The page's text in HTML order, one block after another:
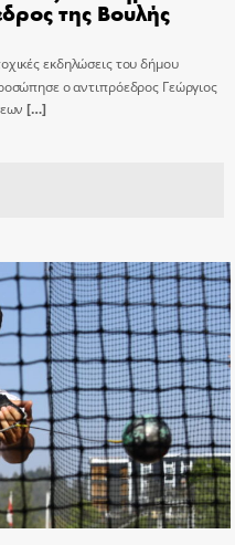
της Βουλής
εκδηλώσεις του δήμου
ο αντιπρόεδρος Γεώργιος
[…]